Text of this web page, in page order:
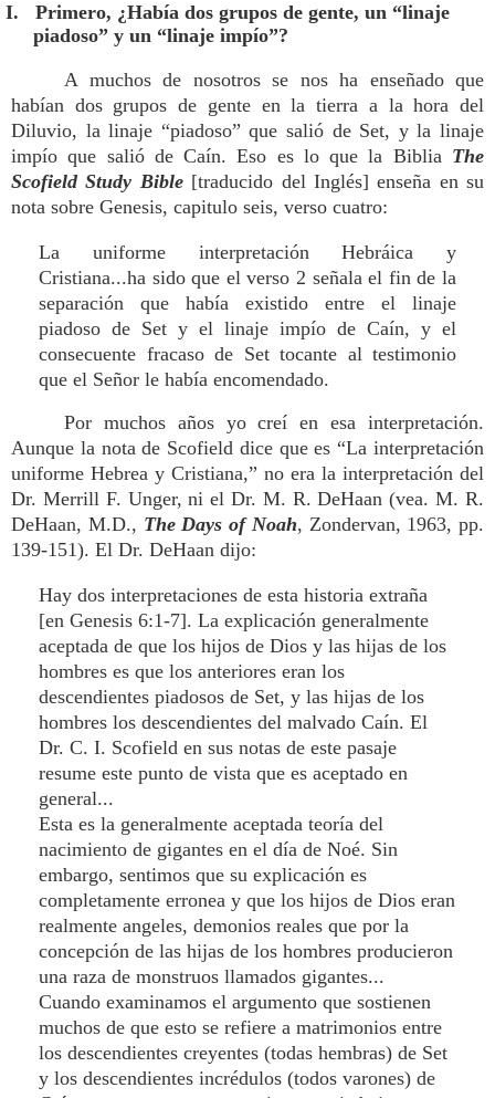
I. Primero, ¿Había dos grupos de gente, un “linaje
piadoso” y un “linaje impío”?
A muchos de nosotros se nos ha enseñado que
habían dos grupos de gente en la tierra a la hora del
Diluvio, la linaje “piadoso” que salió de Set, y la linaje
impío que salió de Caín. Eso es lo que la Biblia The
Scofield Study Bible[traducido del Inglés] enseña en su
nota sobre Genesis, capitulo seis, verso cuatro:
La uniforme interpretación Hebráica y
Cristiana...ha sido que el verso 2 señala el fin de la
separación que había existido entre el linaje
piadoso de Set y el linaje impío de Caín, y el
consecuente fracaso de Set tocante al testimonio
que el Señor le había encomendado.
Por muchos años yo creí en esa interpretación.
Aunque la nota de Scofield dice que es “La interpretación
uniforme Hebrea y Cristiana,” no era la interpretación del
Dr. Merrill F. Unger, ni el Dr. M. R. DeHaan (vea. M. R.
DeHaan, M.D., The Days of Noah, Zondervan, 1963, pp.
139-151). El Dr. DeHaan dijo:
Hay dos interpretaciones de esta historia extraña
[en Genesis 6:1-7]. La explicación generalmente
aceptada de que los hijos de Dios y las hijas de los
hombres es que los anteriores eran los
descendientes piadosos de Set, y las hijas de los
hombres los descendientes del malvado Caín. El
Dr. C. I. Scofield en sus notas de este pasaje
resume este punto de vista que es aceptado en
general...
Esta es la generalmente aceptada teoría del
nacimiento de gigantes en el día de Noé. Sin
embargo, sentimos que su explicación es
completamente erronea y que los hijos de Dios eran
realmente angeles, demonios reales que por la
concepción de las hijas de los hombres producieron
una raza de monstruos llamados gigantes...
Cuando examinamos el argumento que sostienen
muchos de que esto se refiere a matrimonios entre
los descendientes creyentes (todas hembras) de Set
y los descendientes incrédulos (todos varones) de